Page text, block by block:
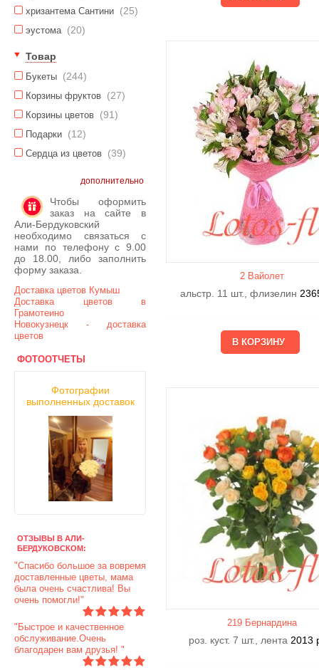
хризантема Сантини (25)
эустома (20)
Товар
Букеты (244)
Корзины фруктов (27)
Корзины цветов (91)
Подарки (12)
Сердца из цветов (39)
дополнительно
Чтобы оформить
заказ на сайте в
Али-Бердуковский
необходимо связаться с
нами по телефону с 9.00
до 18.00, либо заполнить
форму заказа.
Доставка цветов Кумыш
Доставка цветов в
Грамотеино
Новокузнецк - доставка
цветов
ФОТООТЧЕТЫ
Фотографии
выполненных доставок
ОТЗЫВЫ В АЛИ-
БЕРДУКОВСКОМ:
"Спасибо большое за вовремя
доставленные цветы, мама
была очень счастлива! Вы
очень помогли!"
"Быстрое и качественное
обслуживание.Очень
благодарен вам друзья! "
2 Вайолет
альстр. 11 шт., флизелин
219 Бернардина
роз. куст. 7 шт., лента2013